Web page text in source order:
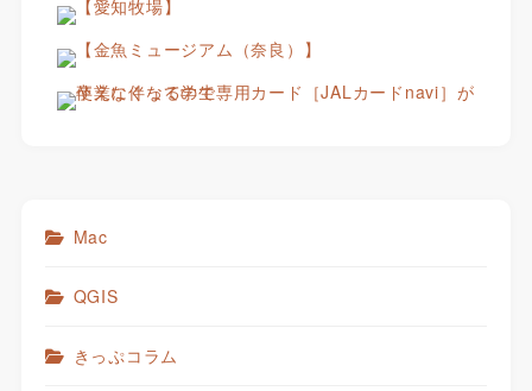
Mac
QGIS
きっぷコラム